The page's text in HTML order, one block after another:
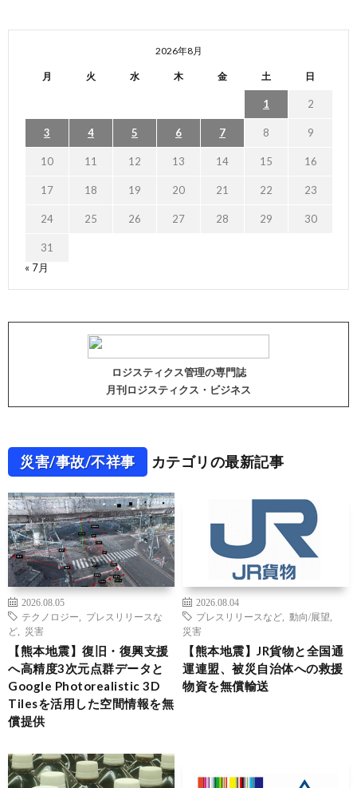
2026年8月
月 火 水 木 金 土 日
1 2
3 4 5 6 7 8 9
10 11 12 13 14 15 16
17 18 19 20 21 22 23
24 25 26 27 28 29 30
31
« 7月
ロジスティクス管理の専門誌
月刊ロジスティクス・ビジネス
災害/事故/不祥事 カテゴリの最新記事
2026.08.05
テクノロジー
プレスリリースな
ど
災害
【熊本地震】復旧・復興支援
へ高精度3次元点群データと
Google Photorealistic 3D
Tilesを活用した空間情報を無
償提供
2026.08.04
プレスリリースなど
動向/展望
災害
【熊本地震】JR貨物と全国通
運連盟、被災自治体への救援
物資を無償輸送